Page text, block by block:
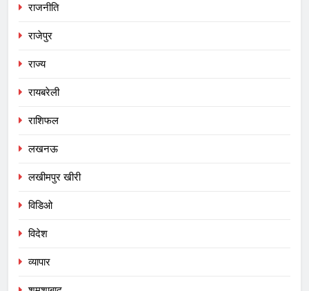
राजनीति
राजेपुर
राज्य
रायबरेली
राशिफल
लखनऊ
लखीमपुर खीरी
विडिओ
विदेश
व्यापार